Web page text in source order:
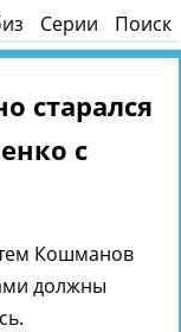
Серии Поиск
старался
с
Кошманов
должны